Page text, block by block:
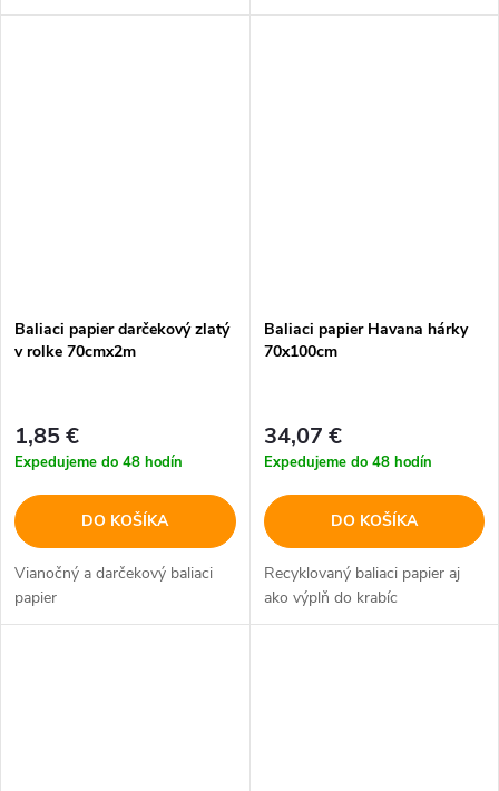
Baliaci papier darčekový zlatý
v rolke 70cmx2m
1,85 €
Expedujeme do 48 hodín
DO KOŠÍKA
Vianočný a darčekový baliaci
papier
Baliaci papier Havana hárky
70x100cm
34,07 €
Expedujeme do 48 hodín
DO KOŠÍKA
Recyklovaný baliaci papier aj
ako výplň do krabíc